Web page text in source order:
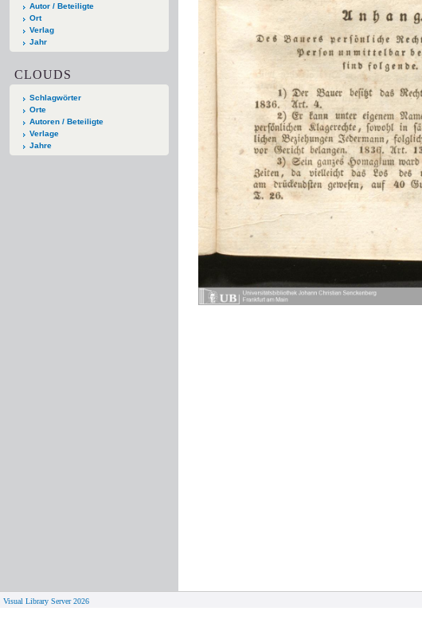
Autor / Beteiligte
Ort
Verlag
Jahr
CLOUDS
Schlagwörter
Orte
Autoren / Beteiligte
Verlage
Jahre
Visual Library Server 2026